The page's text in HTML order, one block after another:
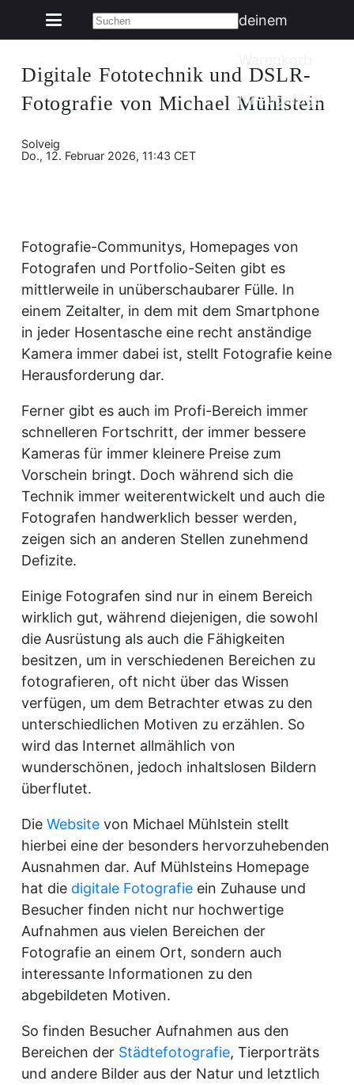
deinem
hinzugefügt.
Digitale Fototechnik und DSLR-
Fotografie von Michael Mühlstein
Solveig
Do., 12. Februar 2026, 11:43 CET
Fotografie-Communitys, Homepages von
Fotografen und Portfolio-Seiten gibt es
mittlerweile in unüberschaubarer Fülle. In
einem Zeitalter, in dem mit dem Smartphone
in jeder Hosentasche eine recht anständige
Kamera immer dabei ist, stellt Fotografie keine
Herausforderung dar.
Ferner gibt es auch im Profi-Bereich immer
schnelleren Fortschritt, der immer bessere
Kameras für immer kleinere Preise zum
Vorschein bringt. Doch während sich die
Technik immer weiterentwickelt und auch die
Fotografen handwerklich besser werden,
zeigen sich an anderen Stellen zunehmend
Defizite.
Einige Fotografen sind nur in einem Bereich
wirklich gut, während diejenigen, die sowohl
die Ausrüstung als auch die Fähigkeiten
besitzen, um in verschiedenen Bereichen zu
fotografieren, oft nicht über das Wissen
verfügen, um dem Betrachter etwas zu den
unterschiedlichen Motiven zu erzählen. So
wird das Internet allmählich von
wunderschönen, jedoch inhaltslosen Bildern
überflutet.
Die Website von Michael Mühlstein stellt
hierbei eine der besonders hervorzuhebenden
Ausnahmen dar. Auf Mühlsteins Homepage
hat die digitale Fotografie ein Zuhause und
Besucher finden nicht nur hochwertige
Aufnahmen aus vielen Bereichen der
Fotografie an einem Ort, sondern auch
interessante Informationen zu den
abgebildeten Motiven.
So finden Besucher Aufnahmen aus den
Bereichen der Städtefotografie, Tierporträts
und andere Bilder aus der Natur und letztlich